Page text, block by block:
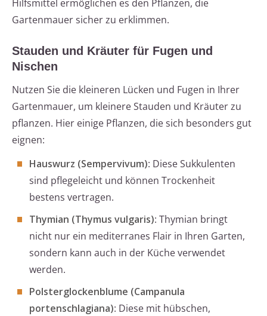
Hilfsmittel ermöglichen es den Pflanzen, die
Gartenmauer sicher zu erklimmen.
Stauden und Kräuter für Fugen und
Nischen
Nutzen Sie die kleineren Lücken und Fugen in Ihrer
Gartenmauer, um kleinere Stauden und Kräuter zu
pflanzen. Hier einige Pflanzen, die sich besonders gut
eignen:
Hauswurz (Sempervivum): Diese Sukkulenten
sind pflegeleicht und können Trockenheit
bestens vertragen.
Thymian (Thymus vulgaris): Thymian bringt
nicht nur ein mediterranes Flair in Ihren Garten,
sondern kann auch in der Küche verwendet
werden.
Polsterglockenblume (Campanula
portenschlagiana): Diese mit hübschen,